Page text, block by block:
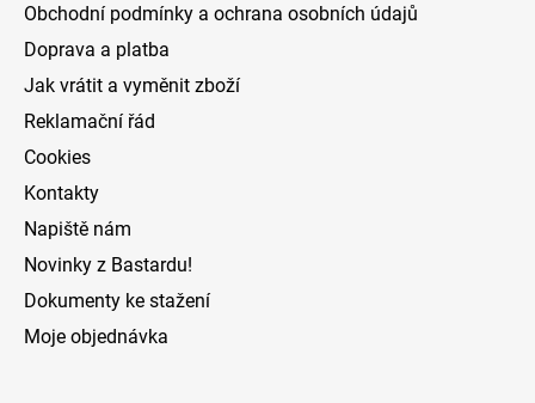
v
Obchodní podmínky a ochrana osobních údajů
Doprava a platba
Jak vrátit a vyměnit zboží
Reklamační řád
Cookies
Kontakty
Napiště nám
Novinky z Bastardu!
Dokumenty ke stažení
Moje objednávka